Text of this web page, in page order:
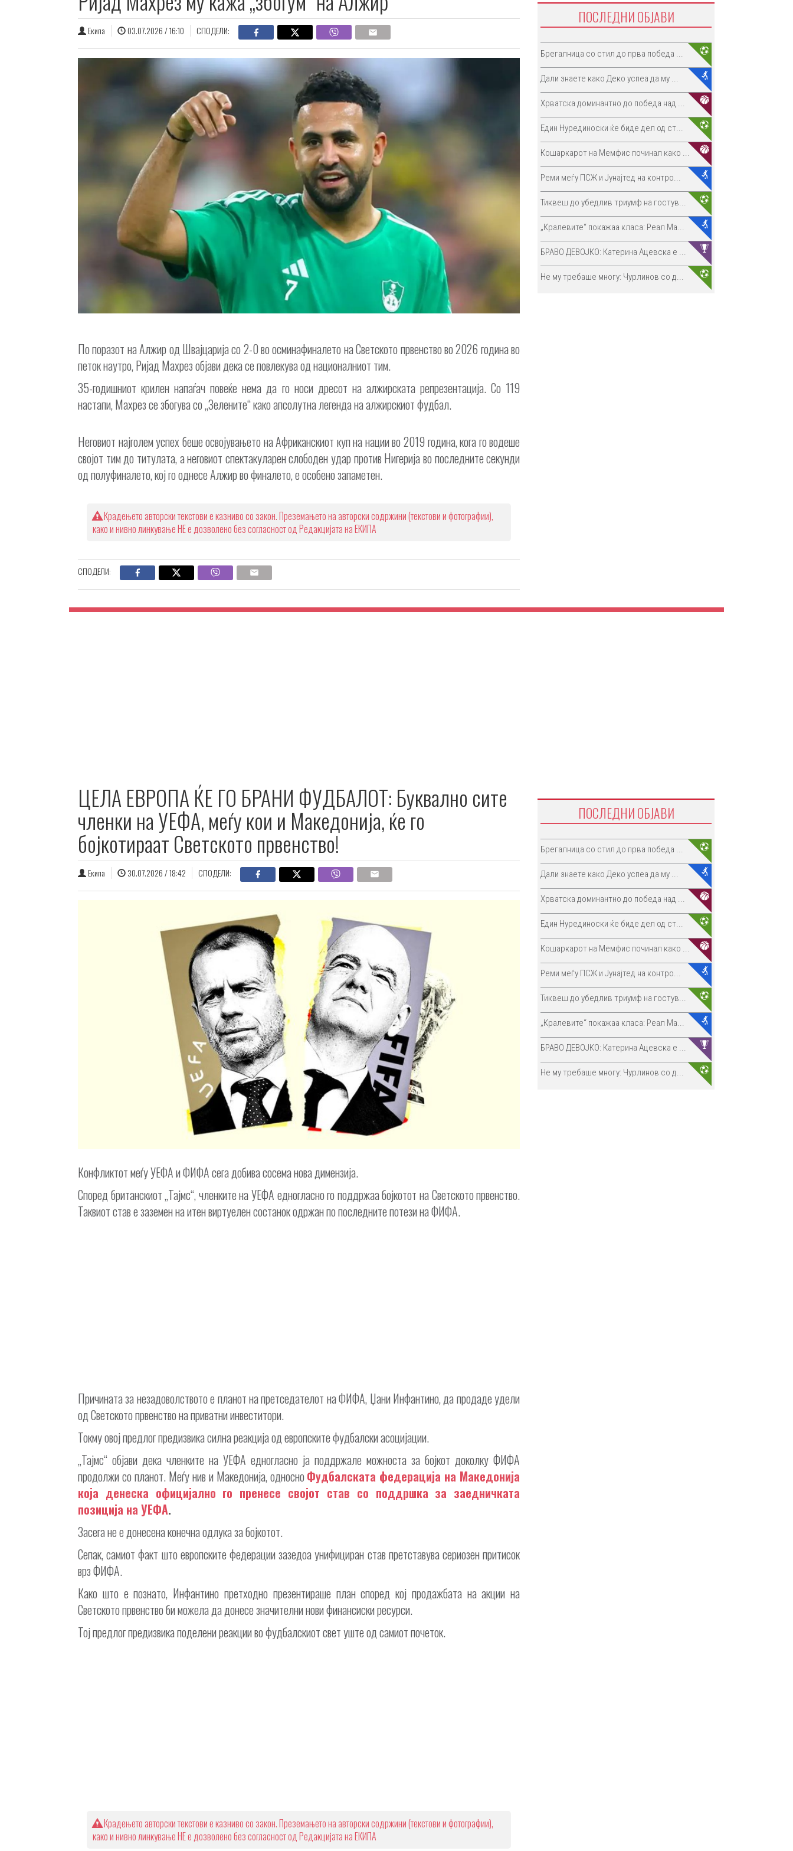
Екипа 03.07.2026 / 16:10 СПОДЕЛИ:
По поразот на Алжир од Швајцарија со 2-0 во осминафиналето на Светското првенство во 2026 година во
петок наутро, Ријад Махрез објави дека се повлекува од националниот тим.
35-годишниот крилен напаѓач повеќе нема да го носи дресот на алжирската репрезентација. Со 119
настапи, Махрез се збогува со „Зелените“ како апсолутна легенда на алжирскиот фудбал.
Неговиот најголем успех беше освојувањето на Африканскиот куп на нации во 2019 година, кога го водеше
својот тим до титулата, а неговиот спектакуларен слободен удар против Нигерија во последните секунди
од полуфиналето, кој го однесе Алжир во финалето, е особено запаметен.
Крадењето авторски текстови е казниво со закон. Преземањето на авторски содржини (текстови и фотографии),
како и нивно линкување НЕ е дозволено без согласност од Редакцијата на ЕКИПА
СПОДЕЛИ:
ПОСЛЕДНИ ОБЈАВИ
Брегалница со стил до прва победа ...
Дали знаете како Деко успеа да му ...
Хрватска доминантно до победа над ...
Един Нурединоски ќе биде дел од ст...
Кошаркарот на Мемфис починал како ...
Реми меѓу ПСЖ и Јунајтед на контро...
Тиквеш до убедлив триумф на гостув...
„Кралевите“ покажаа класа: Реал Ма...
БРАВО ДЕВОЈКО: Катерина Ацевска е ...
Не му требаше многу: Чурлинов со д...
ЦЕЛА ЕВРОПА ЌЕ ГО БРАНИ ФУДБАЛОТ: Буквално сите
членки на УЕФА, меѓу кои и Македонија, ќе го
бојкотираат Светското првенство!
Екипа 30.07.2026 / 18:42 СПОДЕЛИ:
Конфликтот меѓу УЕФА и ФИФА сега добива сосема нова димензија.
Според британскиот „Тајмс“, членките на УЕФА едногласно го поддржаа бојкотот на Светското првенство.
Таквиот став е заземен на итен виртуелен состанок одржан по последните потези на ФИФА.
Причината за незадоволството е планот на претседателот на ФИФА, Џани Инфантино, да продаде удели
од Светското првенство на приватни инвеститори.
Токму овој предлог предизвика силна реакција од европските фудбалски асоцијации.
„Тајмс“ објави дека членките на УЕФА едногласно ја поддржале можноста за бојкот доколку ФИФА
продолжи со планот. Меѓу нив и Македонија, односноФудбалската федерација на Македонија
која денеска официјално го пренесе својот став со поддршка за заедничката
позиција на УЕФА.
Засега не е донесена конечна одлука за бојкотот.
Сепак, самиот факт што европските федерации зазедоа унифициран став претставува сериозен притисок
врз ФИФА.
Како што е познато, Инфантино претходно презентираше план според кој продажбата на акции на
Светското првенство би можела да донесе значителни нови финансиски ресурси.
Тој предлог предизвика поделени реакции во фудбалскиот свет уште од самиот почеток.
Крадењето авторски текстови е казниво со закон. Преземањето на авторски содржини (текстови и фотографии),
како и нивно линкување НЕ е дозволено без согласност од Редакцијата на ЕКИПА
ПОСЛЕДНИ ОБЈАВИ
Брегалница со стил до прва победа ...
Дали знаете како Деко успеа да му ...
Хрватска доминантно до победа над ...
Един Нурединоски ќе биде дел од ст...
Кошаркарот на Мемфис починал како ...
Реми меѓу ПСЖ и Јунајтед на контро...
Тиквеш до убедлив триумф на гостув...
„Кралевите“ покажаа класа: Реал Ма...
БРАВО ДЕВОЈКО: Катерина Ацевска е ...
Не му требаше многу: Чурлинов со д...